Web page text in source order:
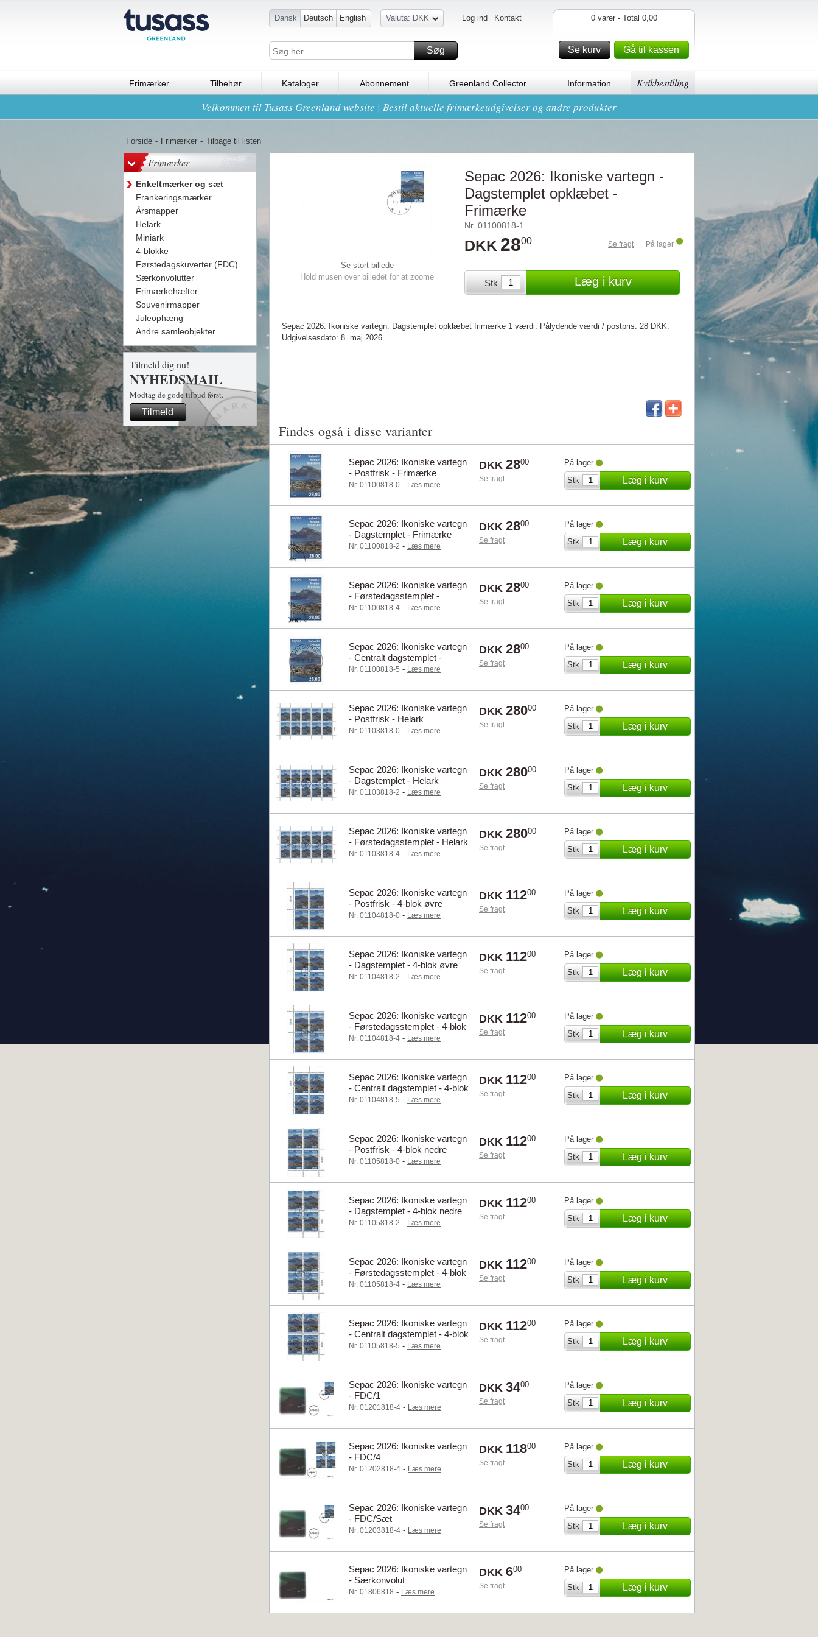
Dansk Deutsch English Valuta: DKK Log ind Kontakt
Søg
0 varer - Total 0,00
Se kurv Gå til kassen
Frimærker Tilbehør Kataloger Abonnement Greenland Collector Information Kvikbestilling
Velkommen til Tusass Greenland website | Bestil aktuelle frimærkeudgivelser og andre produkter
Forside - Frimærker - Tilbage til listen
Frimærker
Enkeltmærker og sæt
Frankeringsmærker
Årsmapper
Helark
Miniark
4-blokke
Førstedagskuverter (FDC)
Særkonvolutter
Frimærkehæfter
Souvenirmapper
Juleophæng
Andre samleobjekter
Tilmeld dig nu!
NYHEDSMAIL
Modtag de gode tilbud først.
Tilmeld
Se stort billede
Hold musen over billedet for at zoome
Sepac 2026: Ikoniske vartegn -
Dagstemplet opklæbet -
Frimærke
Nr. 01100818-1
DKK 2800 Se fragt På lager
Stk Læg i kurv
Sepac 2026: Ikoniske vartegn. Dagstemplet opklæbet frimærke 1 værdi. Pålydende værdi / postpris: 28 DKK.
Udgivelsesdato: 8. maj 2026
Findes også i disse varianter
Sepac 2026: Ikoniske vartegn
- Postfrisk - Frimærke
Nr. 01100818-0 - Læs mere
DKK 2800
Se fragt
På lager
Stk
Læg i kurv
Sepac 2026: Ikoniske vartegn
- Dagstemplet - Frimærke
Nr. 01100818-2 - Læs mere
DKK 2800
Se fragt
På lager
Stk
Læg i kurv
Sepac 2026: Ikoniske vartegn
- Førstedagsstemplet -
Frimærke
Nr. 01100818-4 - Læs mere
DKK 2800
Se fragt
På lager
Stk
Læg i kurv
Sepac 2026: Ikoniske vartegn
- Centralt dagstemplet -
Frimærke
Nr. 01100818-5 - Læs mere
DKK 2800
Se fragt
På lager
Stk
Læg i kurv
Sepac 2026: Ikoniske vartegn
- Postfrisk - Helark
Nr. 01103818-0 - Læs mere
DKK 28000
Se fragt
På lager
Stk
Læg i kurv
Sepac 2026: Ikoniske vartegn
- Dagstemplet - Helark
Nr. 01103818-2 - Læs mere
DKK 28000
Se fragt
På lager
Stk
Læg i kurv
Sepac 2026: Ikoniske vartegn
- Førstedagsstemplet - Helark
Nr. 01103818-4 - Læs mere
DKK 28000
Se fragt
På lager
Stk
Læg i kurv
Sepac 2026: Ikoniske vartegn
- Postfrisk - 4-blok øvre
marginal
Nr. 01104818-0 - Læs mere
DKK 11200
Se fragt
På lager
Stk
Læg i kurv
Sepac 2026: Ikoniske vartegn
- Dagstemplet - 4-blok øvre
marginal
Nr. 01104818-2 - Læs mere
DKK 11200
Se fragt
På lager
Stk
Læg i kurv
Sepac 2026: Ikoniske vartegn
- Førstedagsstemplet - 4-blok
øvre marginal
Nr. 01104818-4 - Læs mere
DKK 11200
Se fragt
På lager
Stk
Læg i kurv
Sepac 2026: Ikoniske vartegn
- Centralt dagstemplet - 4-blok
øvre marginal
Nr. 01104818-5 - Læs mere
DKK 11200
Se fragt
På lager
Stk
Læg i kurv
Sepac 2026: Ikoniske vartegn
- Postfrisk - 4-blok nedre
marginal
Nr. 01105818-0 - Læs mere
DKK 11200
Se fragt
På lager
Stk
Læg i kurv
Sepac 2026: Ikoniske vartegn
- Dagstemplet - 4-blok nedre
marginal
Nr. 01105818-2 - Læs mere
DKK 11200
Se fragt
På lager
Stk
Læg i kurv
Sepac 2026: Ikoniske vartegn
- Førstedagsstemplet - 4-blok
nedre marginal
Nr. 01105818-4 - Læs mere
DKK 11200
Se fragt
På lager
Stk
Læg i kurv
Sepac 2026: Ikoniske vartegn
- Centralt dagstemplet - 4-blok
nedre marginal
Nr. 01105818-5 - Læs mere
DKK 11200
Se fragt
På lager
Stk
Læg i kurv
Sepac 2026: Ikoniske vartegn
- FDC/1
Nr. 01201818-4 - Læs mere
DKK 3400
Se fragt
På lager
Stk
Læg i kurv
Sepac 2026: Ikoniske vartegn
- FDC/4
Nr. 01202818-4 - Læs mere
DKK 11800
Se fragt
På lager
Stk
Læg i kurv
Sepac 2026: Ikoniske vartegn
- FDC/Sæt
Nr. 01203818-4 - Læs mere
DKK 3400
Se fragt
På lager
Stk
Læg i kurv
Sepac 2026: Ikoniske vartegn
- Særkonvolut
Nr. 01806818 - Læs mere
DKK 600
Se fragt
På lager
Stk
Læg i kurv